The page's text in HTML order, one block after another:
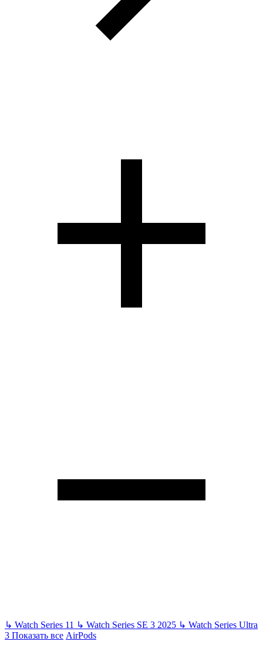
↳ Watch Series 11 ↳ Watch Series SE 3 2025 ↳ Watch Series Ultra
3 Показать все AirPods